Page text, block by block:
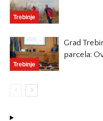
Trebinje
Trebinje
Grad
parcela: